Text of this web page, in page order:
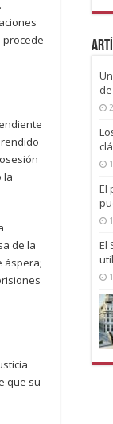
procede
la
de la
áspera;
que su
El
El